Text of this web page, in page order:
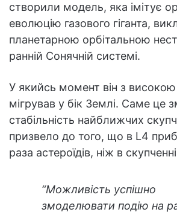
створили модель, яка імітує
еволюцію газового гіганта,
планетарною орбітальною
ранній Сонячній системі.
У якийсь момент він з
мігрував у бік Землі. Саме це
стабільність найближчих
призвело до того, що в L4
раза астероїдів, ніж в
“Можливість успішно
змоделювати подію на